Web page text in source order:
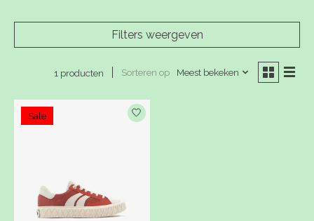
Filters weergeven
1 producten Sorteren op Meest bekeken
Sale